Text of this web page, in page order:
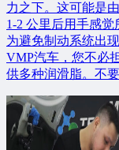
力之下。这可能是
1-2 公里后用手感觉
为避免制动系统出
VMP汽车，您不必
供多种润滑脂。不